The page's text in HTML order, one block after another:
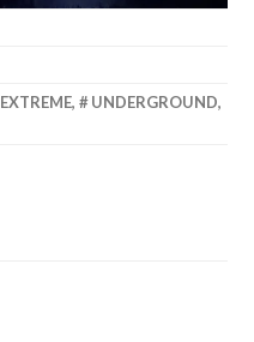
EXTREME, UNDERGROUND,